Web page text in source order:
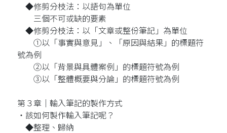
◆修剪分枝法：以語句為單位
三個不可或缺的要素
◆修剪分枝法：以「文章或整份筆記」為單位
①以「事實與意見」、「原因與結果」的標題符
號為例
②以「背景與具體案例」的標題符號為例
③以「整體概要與分論」的標題符號為例
第３章│輸入筆記的製作方式
‧該如何製作輸入筆記呢？
◆整理、歸納